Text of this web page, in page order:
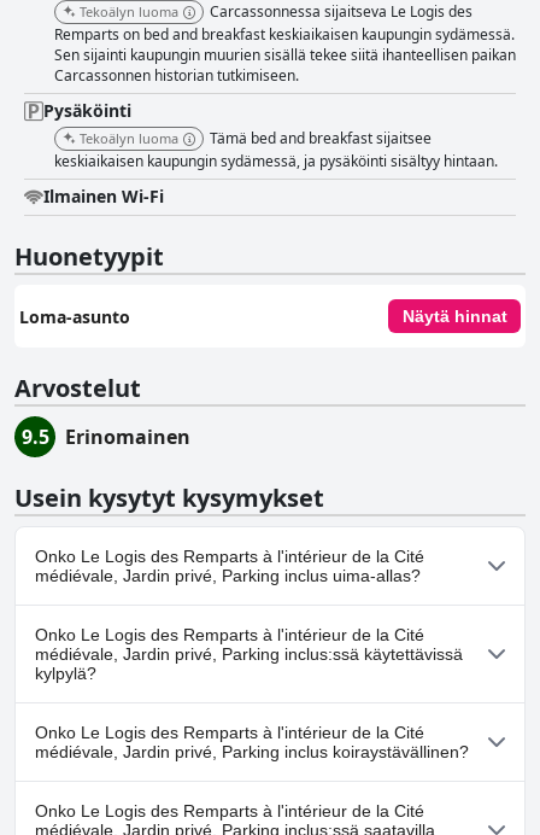
Tekoälyn luoma
Carcassonnessa sijaitseva Le Logis des
Remparts on bed and breakfast keskiaikaisen kaupungin sydämessä.
Sen sijainti kaupungin muurien sisällä tekee siitä ihanteellisen paikan
Carcassonnen historian tutkimiseen.
Pysäköinti
Tekoälyn luoma
Tämä bed and breakfast sijaitsee
keskiaikaisen kaupungin sydämessä, ja pysäköinti sisältyy hintaan.
Ilmainen Wi-Fi
Huonetyypit
Loma-asunto Näytä hinnat
Arvostelut
9.5 Erinomainen
Usein kysytyt kysymykset
Onko Le Logis des Remparts à l'intérieur de la Cité
médiévale, Jardin privé, Parking inclus uima-allas?
Ei, Le Logis des Remparts à l'intérieur de la Cité médiévale, Jardin
privé, Parking inclus ei ole uima-allasta.
Onko Le Logis des Remparts à l'intérieur de la Cité
médiévale, Jardin privé, Parking inclus:ssä käytettävissä
kylpylä?
Ei, Le Logis des Remparts à l'intérieur de la Cité médiévale, Jardin
privé, Parking inclus ei tarjoa kylpylää.
Onko Le Logis des Remparts à l'intérieur de la Cité
médiévale, Jardin privé, Parking inclus koiraystävällinen?
Ei, Le Logis des Remparts à l'intérieur de la Cité médiévale, Jardin
privé, Parking inclus ei salli koiria.
Onko Le Logis des Remparts à l'intérieur de la Cité
médiévale, Jardin privé, Parking inclus:ssä saatavilla